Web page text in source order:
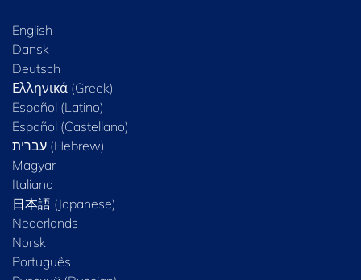
English
Dansk
Deutsch
Ελληνικά (Greek)
Español (Latino)
Español (Castellano)
Magyar
Italiano
日本語 (Japanese)
Nederlands
Norsk
Português